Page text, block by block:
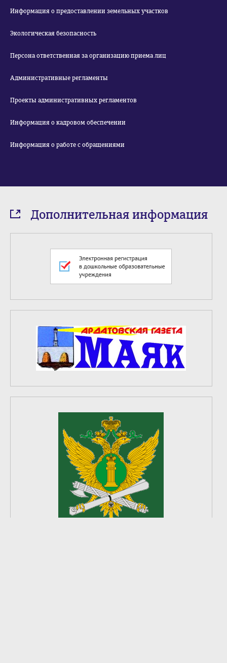
Информация о предоставлении земельных участков
Экологическая безопасность
Персона ответственная за организацию приема лиц
Административные регламенты
Проекты административных регламентов
Информация о кадровом обеспечении
Информация о работе с обращениями
Дополнительная информация